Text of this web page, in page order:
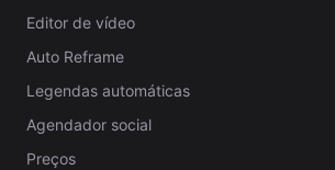
Editor de vídeo
Auto Reframe
Legendas automáticas
Agendador social
Preços